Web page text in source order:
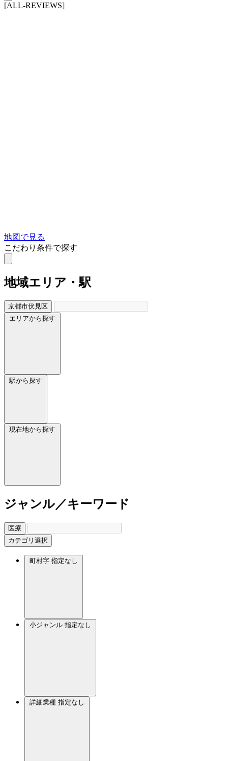
[ALL-REVIEWS]
地図で見る
こだわり条件で探す
地域エリア・駅
京都市伏見区
エリアから探す
駅から探す
現在地から探す
ジャンル／キーワード
医療
カテゴリ選択
町村字 指定なし
小ジャンル 指定なし
詳細業種 指定なし